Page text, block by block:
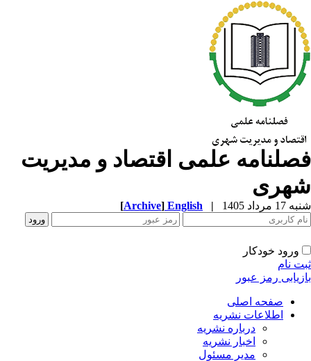
علمی اقتصاد و مدیریت
مرداد 1405 |
English
[Archive]
ورود خودکار
نام
رمز عبور
صفحه اصلی
اطلاعات نشریه
درباره نشریه
اخبار نشریه
مدیر مسئول